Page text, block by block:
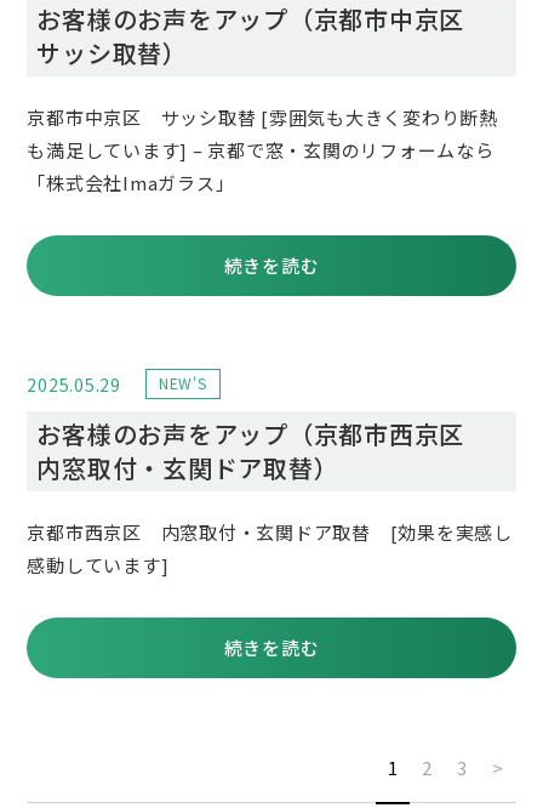
お客様のお声をアップ（京都市中京区
サッシ取替）
京都市中京区 サッシ取替 [雰囲気も大きく変わり断熱
も満足しています] – 京都で窓・玄関のリフォームなら
「株式会社Imaガラス」
続きを読む
2025.05.29 NEW'S
お客様のお声をアップ（京都市西京区
内窓取付・玄関ドア取替）
京都市西京区 内窓取付・玄関ドア取替 [効果を実感し
感動しています]
続きを読む
1 2 3 >